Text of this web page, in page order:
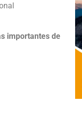
importantes de